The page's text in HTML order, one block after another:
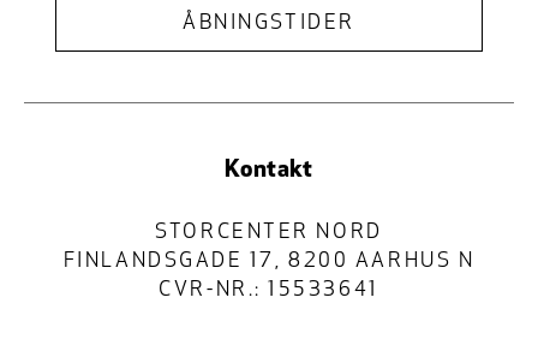
ÅBNINGSTIDER
Kontakt
STORCENTER NORD
FINLANDSGADE 17, 8200 AARHUS N
CVR-NR.: 15533641